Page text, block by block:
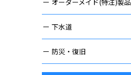
オーダーメイド(特注)製品
下水道
防災・復旧